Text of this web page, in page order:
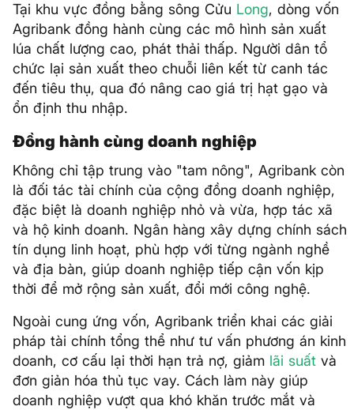
Tại khu vực đồng bằng sông Cửu Long, dòng vốn
Agribank đồng hành cùng các mô hình sản xuất
lúa chất lượng cao, phát thải thấp. Người dân tổ
chức lại sản xuất theo chuỗi liên kết từ canh tác
đến tiêu thụ, qua đó nâng cao giá trị hạt gạo và
ổn định thu nhập.
Đồng hành cùng doanh nghiệp
Không chỉ tập trung vào "tam nông", Agribank còn
là đối tác tài chính của cộng đồng doanh nghiệp,
đặc biệt là doanh nghiệp nhỏ và vừa, hợp tác xã
và hộ kinh doanh. Ngân hàng xây dựng chính sách
tín dụng linh hoạt, phù hợp với từng ngành nghề
và địa bàn, giúp doanh nghiệp tiếp cận vốn kịp
thời để mở rộng sản xuất, đổi mới công nghệ.
Ngoài cung ứng vốn, Agribank triển khai các giải
pháp tài chính tổng thể như tư vấn phương án kinh
doanh, cơ cấu lại thời hạn trả nợ, giảm lãi suất và
đơn giản hóa thủ tục vay. Cách làm này giúp
doanh nghiệp vượt qua khó khăn trước mắt và